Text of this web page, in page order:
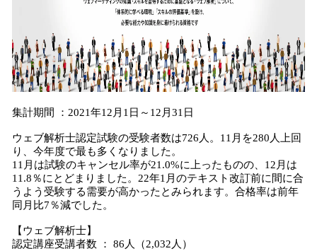
集計期間 ：2021年12月1日～12月31日
ウェブ解析士認定試験の受験者数は726人。11月を280人上回
り、今年度で最も多くなりました。
11月は試験のキャンセル率が21.0%に上ったものの、12月は
11.8％にとどまりました。22年1月のテキスト改訂前に間に合
うよう受験する需要が高かったとみられます。合格率は前年
同月比7％減でした。
【ウェブ解析士】
認定講座受講者数 ： 86人（2,032人）